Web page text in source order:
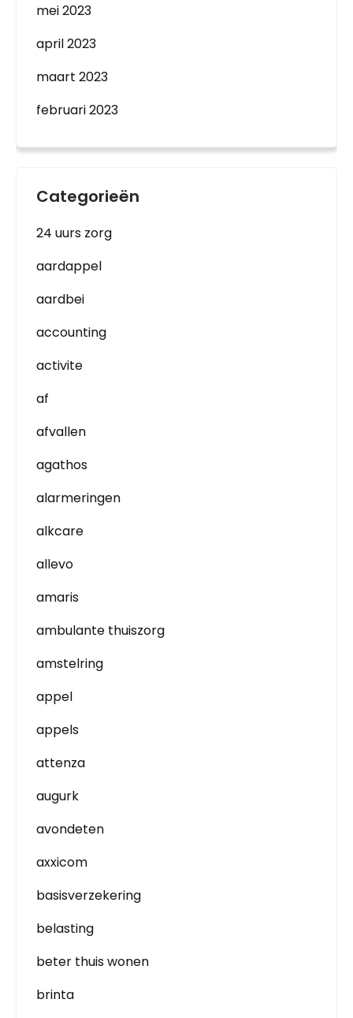
mei 2023
april 2023
maart 2023
februari 2023
Categorieën
24 uurs zorg
aardappel
aardbei
accounting
activite
af
afvallen
agathos
alarmeringen
alkcare
allevo
amaris
ambulante thuiszorg
amstelring
appel
appels
attenza
augurk
avondeten
axxicom
basisverzekering
belasting
beter thuis wonen
brinta